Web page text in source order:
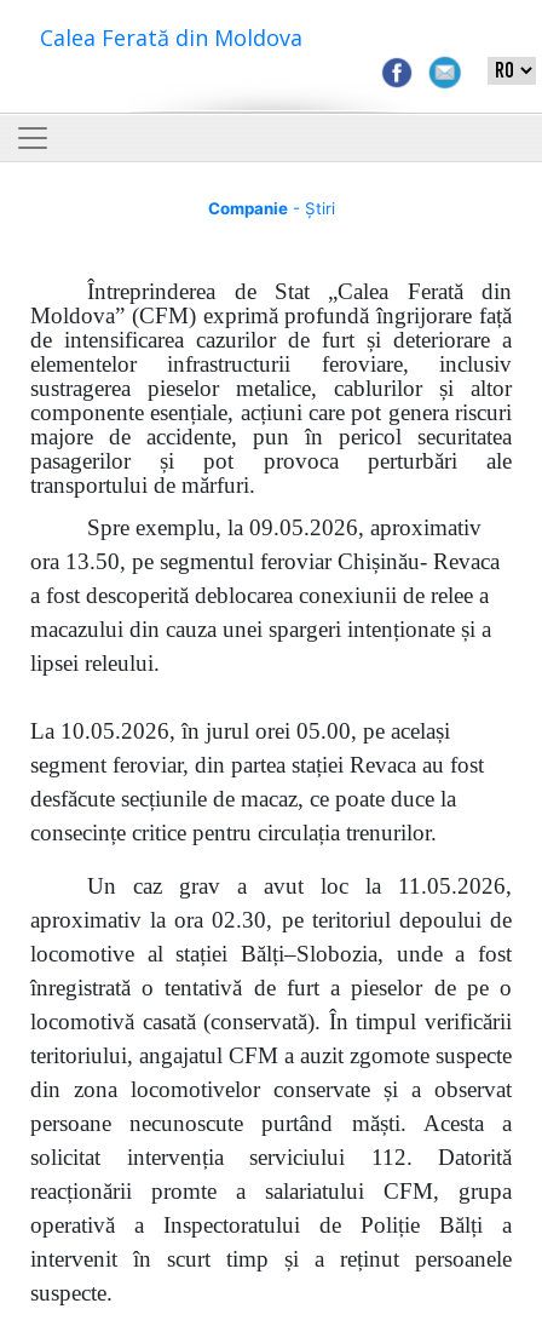
Calea Ferată din Moldova
Companie- Știri
Întreprinderea de Stat „Calea Ferată din
Moldova” (CFM) exprimă profundă îngrijorare față
de intensificarea cazurilor de furt și deteriorare a
elementelor infrastructurii feroviare, inclusiv
sustragerea pieselor metalice, cablurilor și altor
componente esențiale, acțiuni care pot genera riscuri
majore de accidente, pun în pericol securitatea
pasagerilor și pot provoca perturbări ale
transportului de mărfuri.
Spre exemplu, la 09.05.2026, aproximativ
ora 13.50, pe segmentul feroviar Chișinău- Revaca
a fost descoperită deblocarea conexiunii de relee a
macazului din cauza unei spargeri intenționate și a
lipsei releului.
La 10.05.2026, în jurul orei 05.00, pe același
segment feroviar, din partea stației Revaca au fost
desfăcute secțiunile de macaz, ce poate duce la
consecințe critice pentru circulația trenurilor.
Un caz grav a avut loc la 11.05.2026,
aproximativ la ora 02.30, pe teritoriul depoului de
locomotive al stației Bălți–Slobozia, unde a fost
înregistrată o tentativă de furt a pieselor de pe o
locomotivă casată (conservată). În timpul verificării
teritoriului, angajatul CFM a auzit zgomote suspecte
din zona locomotivelor conservate și a observat
persoane necunoscute purtând măști. Acesta a
solicitat intervenția serviciului 112. Datorită
reacționării promte a salariatului CFM, grupa
operativă a Inspectoratului de Poliție Bălți a
intervenit în scurt timp și a reținut persoanele
suspecte.